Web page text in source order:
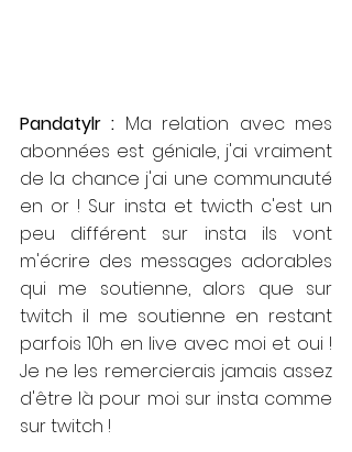
Pandatylr : Ma relation avec mes
abonnées est géniale, j'ai vraiment
de la chance j'ai une communauté
en or ! Sur insta et twicth c'est un
peu différent sur insta ils vont
m'écrire des messages adorables
qui me soutienne, alors que sur
twitch il me soutienne en restant
parfois 10h en live avec moi et oui !
Je ne les remercierais jamais assez
d'être là pour moi sur insta comme
sur twitch !